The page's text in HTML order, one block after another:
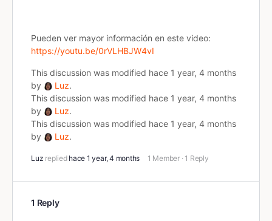
Pueden ver mayor información en este video:
https://youtu.be/0rVLHBJW4vI
This discussion was modified hace 1 year, 4 months
by
Luz.
This discussion was modified hace 1 year, 4 months
by
Luz.
This discussion was modified hace 1 year, 4 months
by
Luz.
Luz replied hace 1 year, 4 months 1 Member · 1 Reply
1 Reply